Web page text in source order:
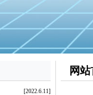
[2022.6.11]
网